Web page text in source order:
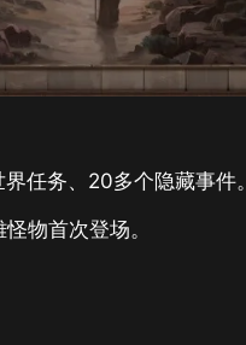
任务、20多个隐藏事件。
物首次登场。